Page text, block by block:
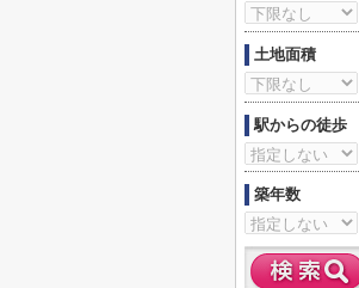
土地面積
駅からの徒歩
築年数